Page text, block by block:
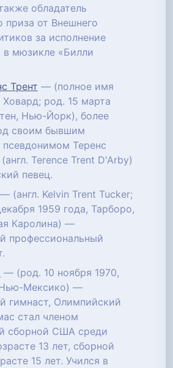
обладатель
приза от Внешнего
за исполнение
в мюзикле «Билли
Трент — (полное имя
Ховард; род. 15 марта
Нью-Йорк), более
своим бывшим
псевдонимом Теренс
Terence Trent D'Arby)
певец.
— (англ. Kelvin Trent Tucker;
1959 года, Тарборо,
Каролина) —
профессиональный
— (род. 10 ноября 1970,
Нью-Мексико) —
гимнаст, Олимпийский
стал членом
сборной США среди
13 лет, сборной
15 лет. Учился в